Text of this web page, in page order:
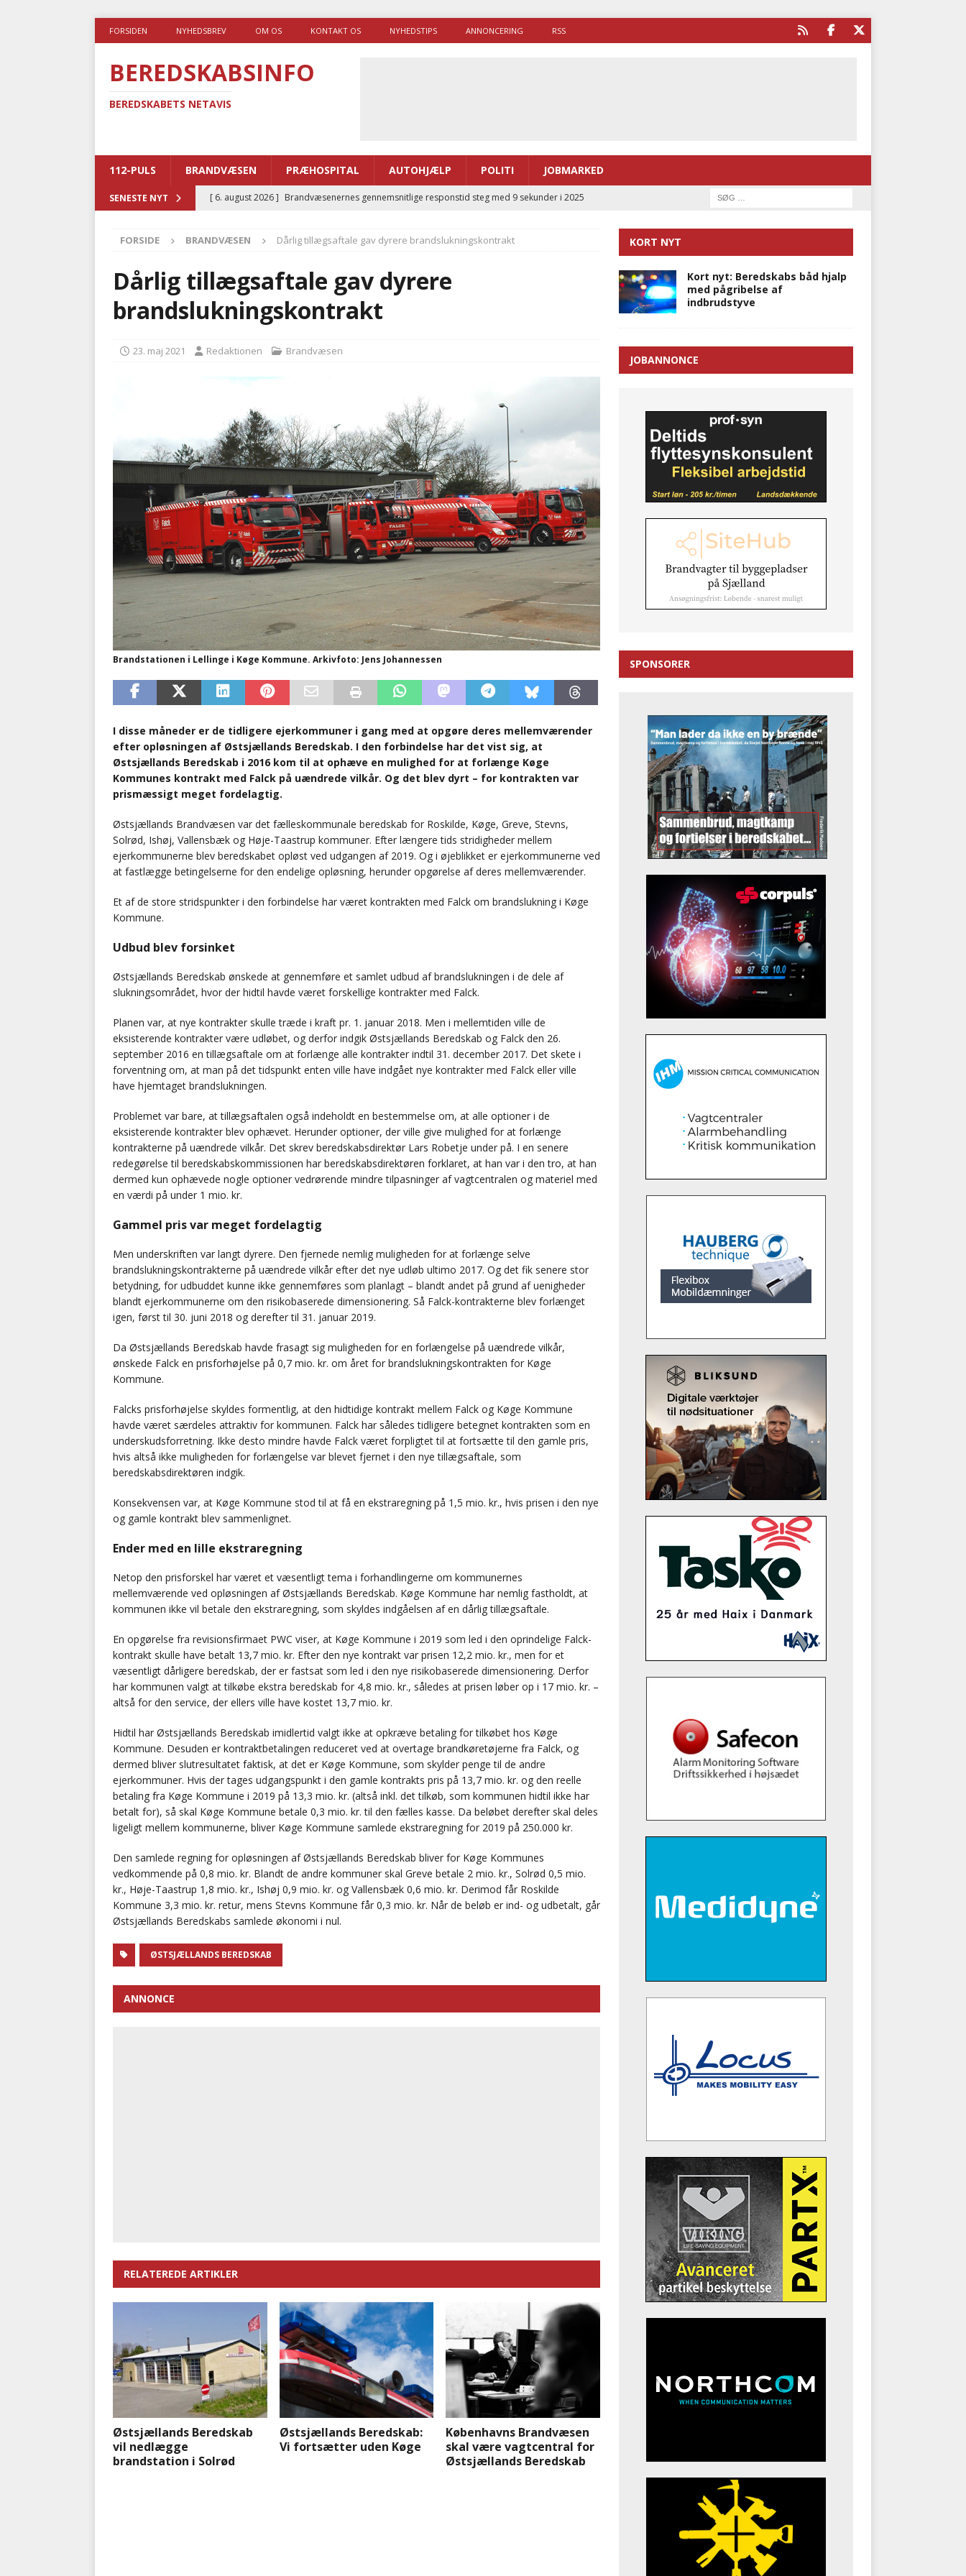
FORSIDEN NYHEDSBREV OM OS KONTAKT OS NYHEDSTIPS ANNONCERING RSS
BEREDSKABSINFO
BEREDSKABETS NETAVIS
112-PULS BRANDVÆSEN PRÆHOSPITAL AUTOHJÆLP POLITI JOBMARKED
SENESTE NYT [ 6. august 2026 ] Brandvæsenernes gennemsnitlige responstid steg med 9 sekunder i 2025
[ 5. august 2026 ] Advarer: Udløb af sygetransporttilladelser kan sende 400.000 kørsler over
i det offentlige
PRÆHOSPITAL
[ 5. august 2026 ]
Ny ambulance og el-sygetransportvogn til Samsø
[ 4. august 2026 ] Brandvæsenerne brugte lidt længere tid på at komme af sted i 2025
FORSIDE BRANDVÆSEN Dårlig tillægsaftale gav dyrere brandslukningskontrakt
Dårlig tillægsaftale gav dyrere
brandslukningskontrakt
23. maj 2021 Redaktionen Brandvæsen
Brandstationen i Lellinge i Køge Kommune. Arkivfoto: Jens Johannessen
I disse måneder er de tidligere ejerkommuner i gang med at opgøre deres mellemværender
efter opløsningen af Østsjællands Beredskab. I den forbindelse har det vist sig, at
Østsjællands Beredskab i 2016 kom til at ophæve en mulighed for at forlænge Køge
Kommunes kontrakt med Falck på uændrede vilkår. Og det blev dyrt – for kontrakten var
prismæssigt meget fordelagtig.
Østsjællands Brandvæsen var det fælleskommunale beredskab for Roskilde, Køge, Greve, Stevns,
Solrød, Ishøj, Vallensbæk og Høje-Taastrup kommuner. Efter længere tids stridigheder mellem
ejerkommunerne blev beredskabet opløst ved udgangen af 2019. Og i øjeblikket er ejerkommunerne ved
at fastlægge betingelserne for den endelige opløsning, herunder opgørelse af deres mellemværender.
Et af de store stridspunkter i den forbindelse har været kontrakten med Falck om brandslukning i Køge
Kommune.
Udbud blev forsinket
Østsjællands Beredskab ønskede at gennemføre et samlet udbud af brandslukningen i de dele af
slukningsområdet, hvor der hidtil havde været forskellige kontrakter med Falck.
Planen var, at nye kontrakter skulle træde i kraft pr. 1. januar 2018. Men i mellemtiden ville de
eksisterende kontrakter være udløbet, og derfor indgik Østsjællands Beredskab og Falck den 26.
september 2016 en tillægsaftale om at forlænge alle kontrakter indtil 31. december 2017. Det skete i
forventning om, at man på det tidspunkt enten ville have indgået nye kontrakter med Falck eller ville
have hjemtaget brandslukningen.
Problemet var bare, at tillægsaftalen også indeholdt en bestemmelse om, at alle optioner i de
eksisterende kontrakter blev ophævet. Herunder optioner, der ville give mulighed for at forlænge
kontrakterne på uændrede vilkår. Det skrev beredskabsdirektør Lars Robetje under på. I en senere
redegørelse til beredskabskommissionen har beredskabsdirektøren forklaret, at han var i den tro, at han
dermed kun ophævede nogle optioner vedrørende mindre tilpasninger af vagtcentralen og materiel med
en værdi på under 1 mio. kr.
Gammel pris var meget fordelagtig
Men underskriften var langt dyrere. Den fjernede nemlig muligheden for at forlænge selve
brandslukningskontrakterne på uændrede vilkår efter det nye udløb ultimo 2017. Og det fik senere stor
betydning, for udbuddet kunne ikke gennemføres som planlagt – blandt andet på grund af uenigheder
blandt ejerkommunerne om den risikobaserede dimensionering. Så Falck-kontrakterne blev forlænget
igen, først til 30. juni 2018 og derefter til 31. januar 2019.
Da Østsjællands Beredskab havde frasagt sig muligheden for en forlængelse på uændrede vilkår,
ønskede Falck en prisforhøjelse på 0,7 mio. kr. om året for brandslukningskontrakten for Køge
Kommune.
Falcks prisforhøjelse skyldes formentlig, at den hidtidige kontrakt mellem Falck og Køge Kommune
havde været særdeles attraktiv for kommunen. Falck har således tidligere betegnet kontrakten som en
underskudsforretning. Ikke desto mindre havde Falck været forpligtet til at fortsætte til den gamle pris,
hvis altså ikke muligheden for forlængelse var blevet fjernet i den nye tillægsaftale, som
beredskabsdirektøren indgik.
Konsekvensen var, at Køge Kommune stod til at få en ekstraregning på 1,5 mio. kr., hvis prisen i den nye
og gamle kontrakt blev sammenlignet.
Ender med en lille ekstraregning
Netop den prisforskel har været et væsentligt tema i forhandlingerne om kommunernes
mellemværende ved opløsningen af Østsjællands Beredskab. Køge Kommune har nemlig fastholdt, at
kommunen ikke vil betale den ekstraregning, som skyldes indgåelsen af en dårlig tillægsaftale.
En opgørelse fra revisionsfirmaet PWC viser, at Køge Kommune i 2019 som led i den oprindelige Falck-
kontrakt skulle have betalt 13,7 mio. kr. Efter den nye kontrakt var prisen 12,2 mio. kr., men for et
væsentligt dårligere beredskab, der er fastsat som led i den nye risikobaserede dimensionering. Derfor
har kommunen valgt at tilkøbe ekstra beredskab for 4,8 mio. kr., således at prisen løber op i 17 mio. kr. –
altså for den service, der ellers ville have kostet 13,7 mio. kr.
Hidtil har Østsjællands Beredskab imidlertid valgt ikke at opkræve betaling for tilkøbet hos Køge
Kommune. Desuden er kontraktbetalingen reduceret ved at overtage brandkøretøjerne fra Falck, og
dermed bliver slutresultatet faktisk, at det er Køge Kommune, som skylder penge til de andre
ejerkommuner. Hvis der tages udgangspunkt i den gamle kontrakts pris på 13,7 mio. kr. og den reelle
betaling fra Køge Kommune i 2019 på 13,3 mio. kr. (altså inkl. det tilkøb, som kommunen hidtil ikke har
betalt for), så skal Køge Kommune betale 0,3 mio. kr. til den fælles kasse. Da beløbet derefter skal deles
ligeligt mellem kommunerne, bliver Køge Kommune samlede ekstraregning for 2019 på 250.000 kr.
Den samlede regning for opløsningen af Østsjællands Beredskab bliver for Køge Kommunes
vedkommende på 0,8 mio. kr. Blandt de andre kommuner skal Greve betale 2 mio. kr., Solrød 0,5 mio.
kr., Høje-Taastrup 1,8 mio. kr., Ishøj 0,9 mio. kr. og Vallensbæk 0,6 mio. kr. Derimod får Roskilde
Kommune 3,3 mio. kr. retur, mens Stevns Kommune får 0,3 mio. kr. Når de beløb er ind- og udbetalt, går
Østsjællands Beredskabs samlede økonomi i nul.
ØSTSJÆLLANDS BEREDSKAB
ANNONCE
RELATEREDE ARTIKLER
Østsjællands Beredskab
vil nedlægge
brandstation i Solrød
Østsjællands Beredskab:
Vi fortsætter uden Køge
Københavns Brandvæsen
skal være vagtcentral for
Østsjællands Beredskab
KORT NYT
Kort nyt: Beredskabs båd hjalp
med pågribelse af
indbrudstyve
JOBANNONCE
SPONSORER